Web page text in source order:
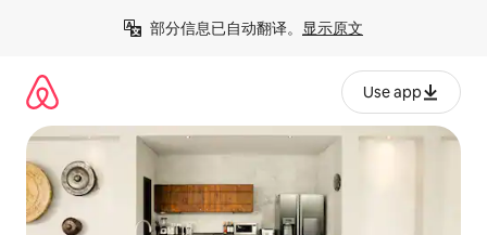
部分信息已自动翻译。 显示原文
Use app